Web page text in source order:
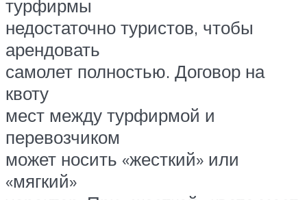
турфирмы
недостаточно туристов, чтобы
арендовать
самолет полностью. Договор на
квоту
мест между турфирмой и
перевозчиком
может носить «жесткий» или
«мягкий»